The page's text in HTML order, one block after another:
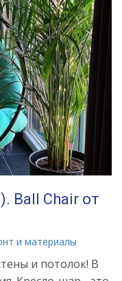
Ball Chair от
и материалы
и потолок! В